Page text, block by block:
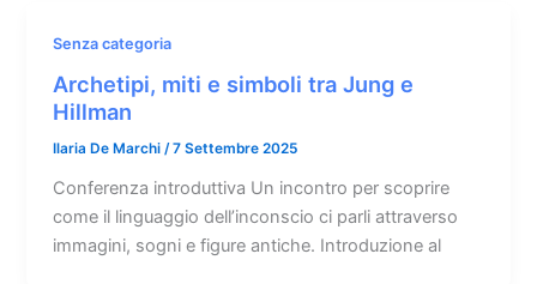
Senza categoria
Archetipi, miti e simboli tra Jung e
Hillman
Ilaria De Marchi/7 Settembre 2025
Conferenza introduttiva Un incontro per scoprire
come il linguaggio dell’inconscio ci parli attraverso
immagini, sogni e figure antiche. Introduzione al